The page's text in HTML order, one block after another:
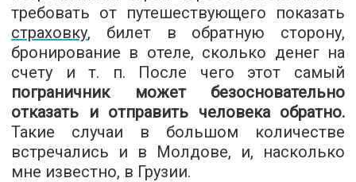
требовать от путешествующего показать
страховку, билет в обратную сторону,
бронирование в отеле, сколько денег на
счету и т. п. После чего этот самый
пограничник может безосновательно
отказать и отправить человека обратно.
Такие случаи в большом количестве
встречались и в Молдове, и, насколько
мне известно, в Грузии.